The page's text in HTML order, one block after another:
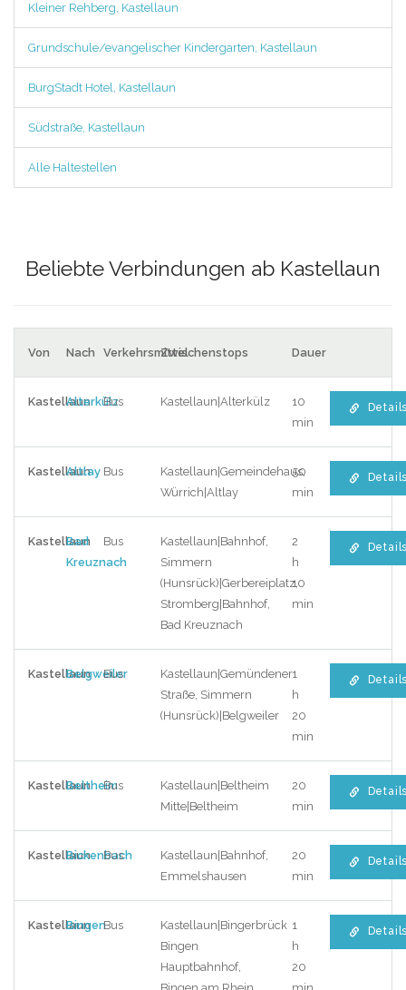
Kleiner Rehberg, Kastellaun
Grundschule/evangelischer Kindergarten, Kastellaun
BurgStadt Hotel, Kastellaun
Südstraße, Kastellaun
Alle Haltestellen
Beliebte Verbindungen ab Kastellaun
Von Nach VerkehrsmittelZwischenstops Dauer
KastellaunAlterkülz
Bus Kastellaun|Alterkülz
10
min
Kastellaun
Altlay Bus
Kastellaun|Gemeindehaus,
Würrich|Altlay
50
min
Kastellaun
Bad
Kreuznach
Bus
Kastellaun|Bahnhof,
Simmern
(Hunsrück)|Gerbereiplatz,
Stromberg|Bahnhof,
Bad Kreuznach
2
h
10
min
KastellaunBelgweiler
Bus
Kastellaun|Gemündener
Straße, Simmern
(Hunsrück)|Belgweiler
1
h
20
min
KastellaunBeltheim
Bus
Kastellaun|Beltheim
Mitte|Beltheim
20
min
KastellaunBickenbach
Bus
Kastellaun|Bahnhof,
Emmelshausen
20
min
Kastellaun
BingenBus
Kastellaun|Bingerbrück
Bingen
Hauptbahnhof,
1
h
20